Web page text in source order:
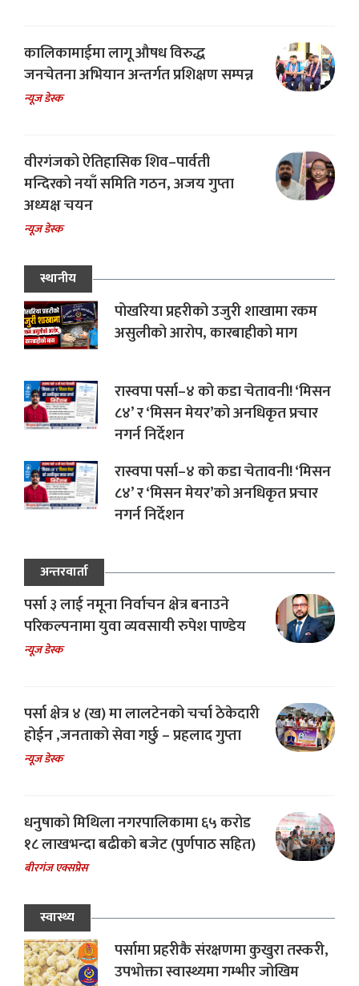
कालिकामाईमा लागू औषध विरुद्ध
जनचेतना अभियान अन्तर्गत प्रशिक्षण सम्पन्न
न्यूज डेस्क
वीरगंजको ऐतिहासिक शिव–पार्वती
मन्दिरको नयाँ समिति गठन, अजय गुप्ता
अध्यक्ष चयन
न्यूज डेस्क
स्थानीय
पोखरिया प्रहरीको उजुरी शाखामा रकम
असुलीको आरोप, कारबाहीको माग
रास्वपा पर्सा–४ को कडा चेतावनी! ‘मिसन
८४’ र ‘मिसन मेयर’को अनधिकृत प्रचार
नगर्न निर्देशन
रास्वपा पर्सा–४ को कडा चेतावनी! ‘मिसन
८४’ र ‘मिसन मेयर’को अनधिकृत प्रचार
नगर्न निर्देशन
अन्तरवार्ता
पर्सा ३ लाई नमूना निर्वाचन क्षेत्र बनाउने
परिकल्पनामा युवा व्यवसायी रुपेश पाण्डेय
न्यूज डेस्क
पर्सा क्षेत्र ४ (ख) मा लालटेनको चर्चा ठेकेदारी
होईन ,जनताको सेवा गर्छु – प्रहलाद गुप्ता
न्यूज डेस्क
धनुषाको मिथिला नगरपालिकामा ६५ करोड
१८ लाखभन्दा बढीको बजेट (पुर्णपाठ सहित)
बीरगंज एक्सप्रेस
स्वास्थ्य
पर्सामा प्रहरीकै संरक्षणमा कुखुरा तस्करी,
उपभोक्ता स्वास्थ्यमा गम्भीर जोखिम